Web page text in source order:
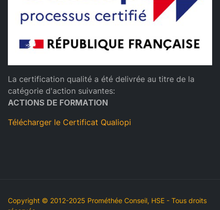
La certification qualité a été delivrée au titre de la
catégorie d'action suivantes:
ACTIONS DE FORMATION
Télécharger le Certificat Qualiopi
Copyright © 2012-2025 Prométhée Conseil, HSE - Tous droits